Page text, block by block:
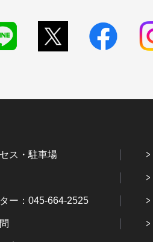
ス・駐車場
ー：045-664-2525